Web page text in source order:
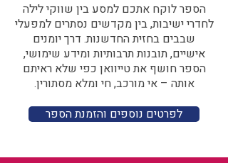
הספר לוקח אתכם למסע בין שווקי לילה
לחדרי ישיבות, בין מקדשים נסתרים למפעלי
שבבים בחזית החדשנות. דרך יומנים
אישיים, תובנות תרבותיות ומידע שימושי,
הספר חושף את טייוואן כפי שלא ראיתם
אותה – אי מורכב, חי ומלא מסתורין.
לפרטים נוספים והזמנת הספר